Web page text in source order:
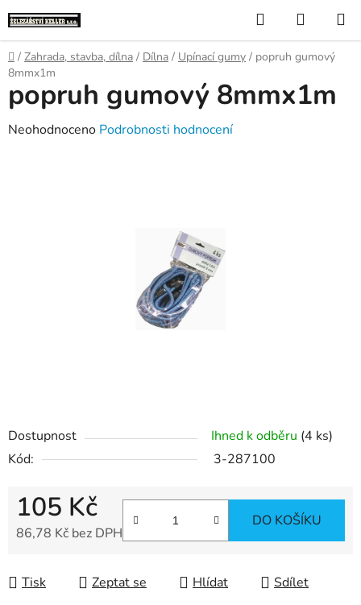
na
obsah
Hledat
KOŠÍK
Domů
/ Zahrada, stavba, dílna / Dílna / Upínací gumy / popruh gumový
8mmx1m
Dostupnost Ihned k odběru (4 ks)
Kód:
3-287100
105 Kč
86,78 Kč bez DPH
DO KOŠÍKU
Tisk Zeptat se Hlídat Sdílet
popruh gumový 8mmx1m
Průměrné
Neohodnoceno Podrobnosti hodnocení